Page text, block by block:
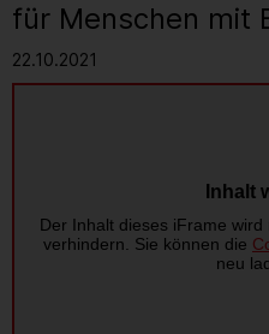
für Menschen mit
22.10.2021